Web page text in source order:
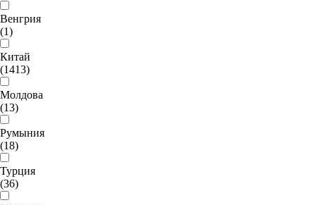
Венгрия
(1)
Китай
(1413)
Молдова
(13)
Румыния
(18)
Турция
(36)